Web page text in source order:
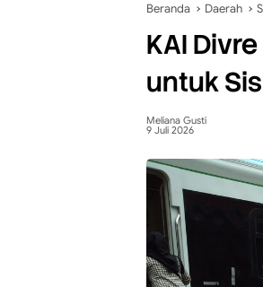
Beranda Daerah
KAI
untuk
Meliana Gusti
9 Juli 2026